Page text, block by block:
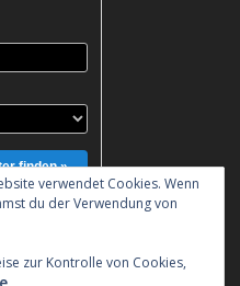
finden »
verwendet Cookies. Wenn
du der Verwendung von
zur Kontrolle von Cookies,